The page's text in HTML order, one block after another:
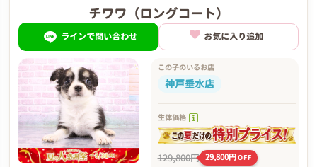
チワワ（ロングコート）
ラインで問い合わせ お気に入り追加
この子のいるお店
神戸垂水店
生体価格
129,800円 29,800円OFF